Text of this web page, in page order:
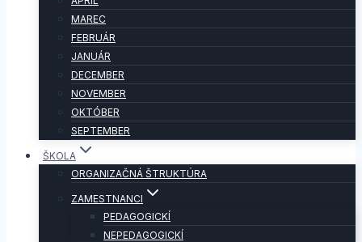
MAREC
FEBRUÁR
JANUÁR
DECEMBER
NOVEMBER
OKTÓBER
SEPTEMBER
ŠKOLA
ORGANIZAČNÁ ŠTRUKTÚRA
ZAMESTNANCI
PEDAGOGICKÍ
NEPEDAGOGICKÍ